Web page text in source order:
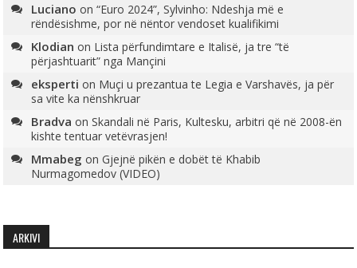
Luciano on“Euro 2024”, Sylvinho: Ndeshja më e
rëndësishme, por në nëntor vendoset kualifikimi
Klodian on Lista përfundimtare e Italisë, ja tre “të
përjashtuarit” nga Mançini
eksperti on Muçi u prezantua te Legia e Varshavës, ja për
sa vite ka nënshkruar
Bradva onSkandali në Paris, Kultesku, arbitri që në 2008-ën
kishte tentuar vetëvrasjen!
Mmabeg onGjejnë pikën e dobët të Khabib
Nurmagomedov (VIDEO)
ARKIVI